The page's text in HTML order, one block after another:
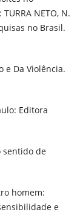
NETO, N.
no Brasil.
e Da Violência.
Editora
sentido de
homem:
e